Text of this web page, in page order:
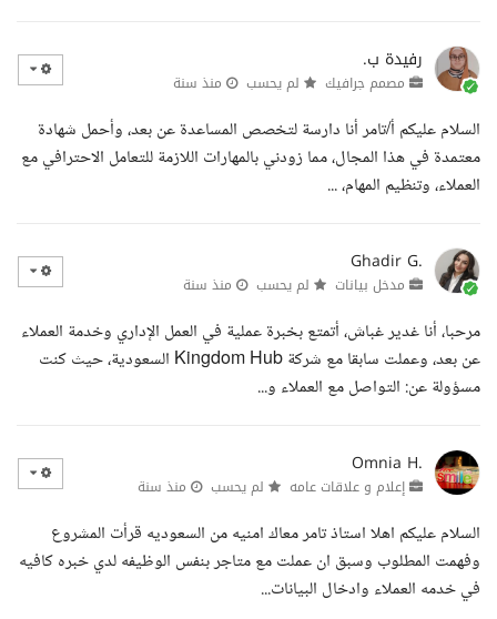
رفيدة ب.
مصمم جرافيك لم يحسب منذ سنة
السلام عليكم أ/تامر أنا دارسة لتخصص المساعدة عن بعد، وأحمل شهادة
معتمدة في هذا المجال، مما زودني بالمهارات اللازمة للتعامل الاحترافي مع
العملاء، وتنظيم المهام، ...
Ghadir G.
مدخل بيانات لم يحسب منذ سنة
مرحبا، أنا غدير غباش، أتمتع بخبرة عملية في العمل الإداري وخدمة العملاء
عن بعد، وعملت سابقا مع شركة Kingdom Hub السعودية، حيث كنت
مسؤولة عن: التواصل مع العملاء و...
Omnia H.
إعلام و علاقات عامه لم يحسب منذ سنة
السلام عليكم اهلا استاذ تامر معاك امنيه من السعوديه قرأت المشروع
وفهمت المطلوب وسبق ان عملت مع متاجر بنفس الوظيفه لدي خبره كافيه
في خدمه العملاء وادخال البيانات...